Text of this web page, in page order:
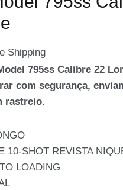
Shipping
795ss Calibre 22
com segurança,
rastreio.
10-SHOT REVISTA
LOADING